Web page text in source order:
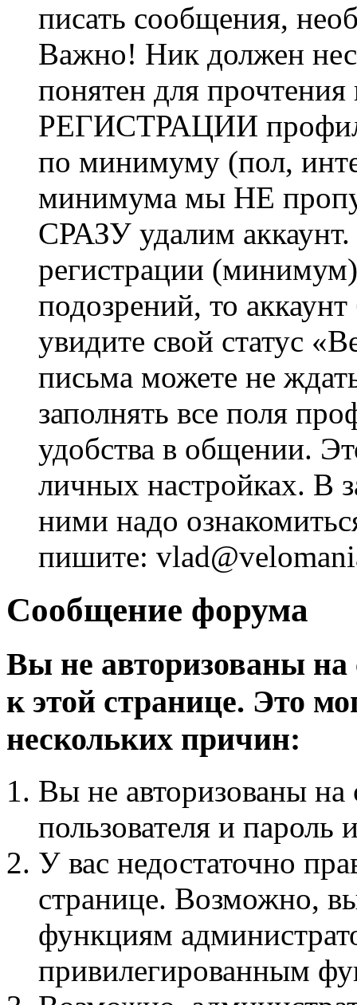
писать сообщения,
Важно! Ник должен
понятен для
РЕГИСТРАЦИИ профиль
по минимуму (пол,
минимума мы НЕ
СРАЗУ удалим
регистрации
подозрений, то
увидите свой статус
письма можете не
заполнять все поля
удобства в общении.
личных настройках. В
ними надо
пишите:
Сообщение форума
Вы не авторизованы на
к этой странице. Это
нескольких причин:
Вы не авторизованы на
пользователя и пароль
У вас недостаточно
странице. Возможно,
функциям
привилегированным